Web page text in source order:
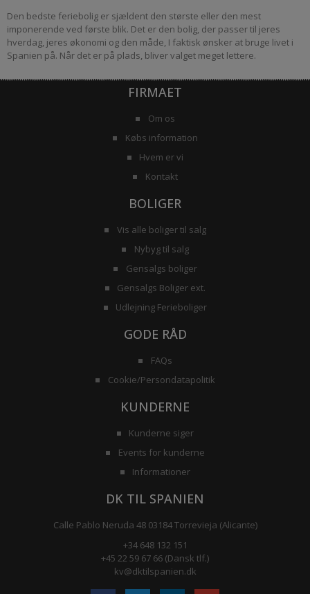
Den bedste feriebolig er sjældent den største eller den mest
imponerende ved første blik. Det er den bolig, der passer til jeres
hverdag, jeres økonomi og den måde, I faktisk ønsker at bruge livet i
Spanien på. Når det er på plads, bliver valget meget lettere.
FIRMAET
Om os
Købs information
Hvem er vi
Kontakt
BOLIGER
Vis alle boliger til salg
Nybyg til salg
Gensalgs boliger
Gensalgs Boliger ext.
Udlejning Ferieboliger
GODE RÅD
FAQs
Cookie/Persondatapolitik
KUNDERNE
Kunderne siger
Events for kunderne
Informationer
DK TIL SPANIEN
Calle Pablo Neruda 48 03184 Torrevieja (Alicante)
+34 648 132 151
+45 22 59 67 66 (Dansk tlf.)
kv@dktilspanien.dk